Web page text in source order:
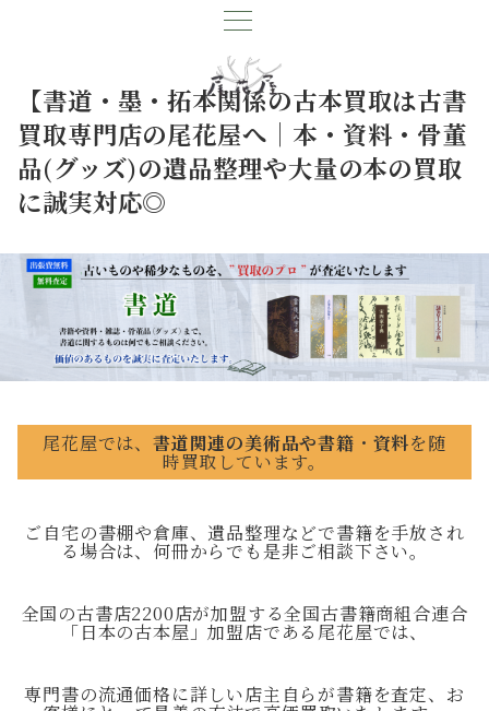
【書道・墨・拓本関係の古本買取は古書
買取専門店の尾花屋へ｜本・資料・骨董
品(グッズ)の遺品整理や大量の本の買取
に誠実対応◎
尾花屋では、 書道関連の美術品や書籍 ・ 資料を随
時買取しています。
ご自宅の書棚や倉庫、遺品整理などで書籍を手放され
る場合は、何冊からでも是非ご相談下さい。
全国の古書店2200店が加盟する全国古書籍商組合連合
「日本の古本屋」加盟店である尾花屋では、
専門書の流通価格に詳しい店主自らが書籍を査定、お